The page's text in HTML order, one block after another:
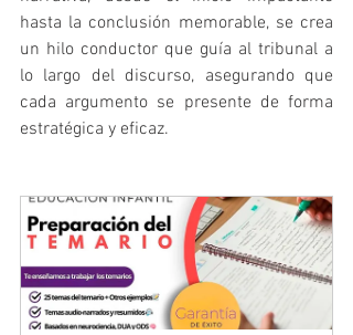
hasta la conclusión memorable, se crea
un hilo conductor que guía al tribunal a
lo largo del discurso, asegurando que
cada argumento se presente de forma
estratégica y eficaz.